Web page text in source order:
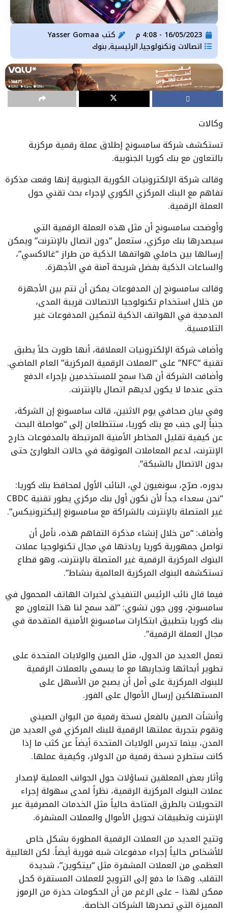
16/05/2023 - 4:08 م كتب
اتصالات وتكنولوجيا, الرئيسية, بنوك
وكالات
تستكشف شركة سامسونج إطلاق عملة رقمية مركزية
بالتعاون مع بنك كوريا الجنوبية.
وقالت شركة الإلكترونيات الكورية الجنوبية إنها وقعت مذكرة
تفاهم مع البنك المركزي الكوري لإجراء بحث تقني حول
العملة الرقمية.
وأوضحت سامسونج أن مثل هذه العملة الرقمية التي
سيصدرها بنك مركزي، ستعمل “دون اتصال بالإنترنت” ويمكن
إرسالها بين حاملي هواتفها الذكية من طراز “غالاكسي”،
والساعات الذكية بفضل شريحة آمنة في الأجهزة.
وقالت سامسونج إن المدفوعات يمكن أن تتم بين الأجهزة
من خلال استخدام تكنولوجيا الاتصالات قريبة المدى،
المدمجة في الهواتف الذكية لتمكين المدفوعات غير
التلامسية.
وأضاف شركة الإلكترونيات العملاقة، أنها طورت حلاً يطبق
تقنية “NFC” على “العملات الرقمية المركزية” العام الماضي.
وأضافت الشركة أن هذا سمح للمستخدمين بإجراء الدفع
حتى عندما لا يكون لديهم اتصال بالإنترنت.
وفي بيان صحافي يوم الاثنين، قالت سامسونغ إن الشركة،
جنباً إلى جنب مع بنك كوريا، ستتطلعان إلى “مواصلة البحث
عن كيفية تقليل المخاطر الأمنية المرتبطة بالمدفوعات خارج
الإنترنت، لدعم المعاملات الموثوقة في حالات الطوارئ حتى
بدون الاتصال بالشبكة”.
بدوره، صرّح، سونغيون لي، النائب الأول لمحافظ بنك كوريا:
“نحن سعداء جداً لأن نكون أول بنك مركزي يطور تقنية CBDC
غير المتصلة بالإنترنت بالشراكة مع سامسونغ إليكترونيكس”.
وأضاف: “من خلال إنشاء مذكرة التفاهم هذه، نأمل أن
تواصل جمهورية كوريا ريادتها في مجال تكنولوجيا عملات
البنوك المركزية الرقمية غير المتصلة بالإنترنت، وهو قطاع
تستكشفه البنوك المركزية العالمية بنشاط”.
فيما قال نائب الرئيس التنفيذي لخبرات الهاتف المحمول في
سامسونج، وون جون تشوي: “لقد سمح لنا هذا التعاون مع
بنك كوريا بتطبيق ابتكارات سامسونغ الأمنية المتقدمة في
مجال العملة الرقمية”.
تعمل العديد من الدول، مثل الصين والولايات المتحدة على
تطوير أبحاثها وتجاربها مع ما يسمى بالعملات الرقمية
للبنوك المركزية على أمل أن يصبح من الأسهل على
المستهلكين إرسال الأموال على الفور.
وأنشأت الصين بالفعل نسخة رقمية من اليوان الصيني
وتقوم بتجربة عملتها الرقمية للبنك المركزي في العديد من
المدن، بينما تدرس الولايات المتحدة أيضاً عن كثب ما إذا
كانت ستطرح نسخة رقمية من الدولار، وكيفية عملها.
وأثار بعض المعلقين تساؤلات حول الجوانب العملية لإصدار
عملات البنوك المركزية الرقمية، نظراً لمدى سهولة إجراء
التحويلات بالطرق المتاحة حالياً مثل الخدمات المصرفية عبر
الإنترنت وتطبيقات تحويل الأموال والعملات المشفرة.
وتتيح العديد من العملات الرقمية المطورة بشكل خاص
للأشخاص حالياً إجراء مدفوعات شبه فورية أيضاً. لكن الغالبية
العظمى من العملات المشفرة مثل “بيتكوين”، شديدة
التقلب. وهذا ما دفع إلى الترويج للعملات المستقرة كحل
ممكن لهذا – على الرغم من أن الحكومات حذرة من الرموز
المميزة التي تصدرها الشركات الخاصة.